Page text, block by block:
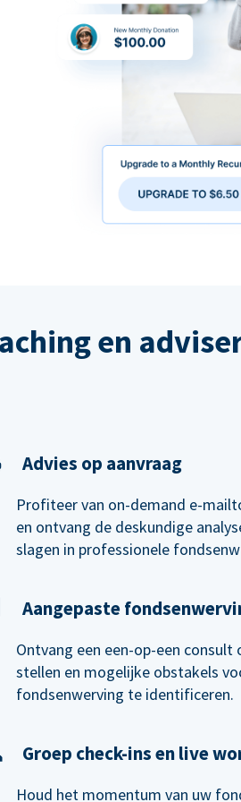
en
Advies op aanvraag
Profiteer van on-demand e-
en ontvang de deskundige
slagen in professionele
Aangepaste
Ontvang een een-op-een
stellen en mogelijke obstakels
fondsenwerving te identificeren.
Groep check-ins en live
Houd het momentum van uw